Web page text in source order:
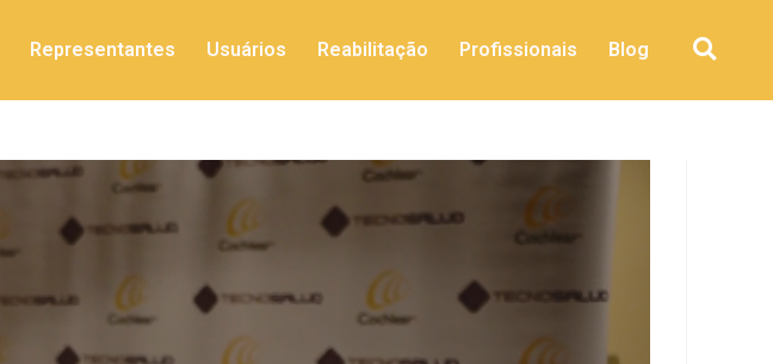
Representantes Usuários Reabilitação Profissionais Blog